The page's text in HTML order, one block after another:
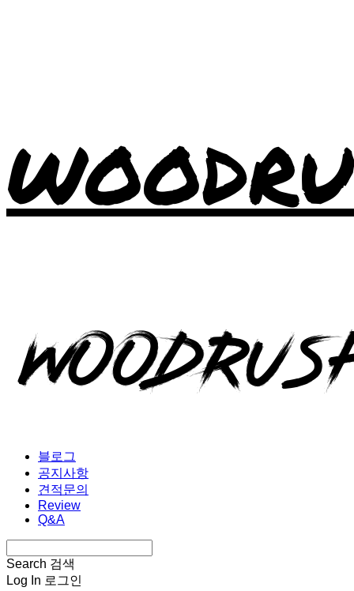
블로그
공지사항
견적문의
Review
Q&A
Search 검색
Log In 로그인